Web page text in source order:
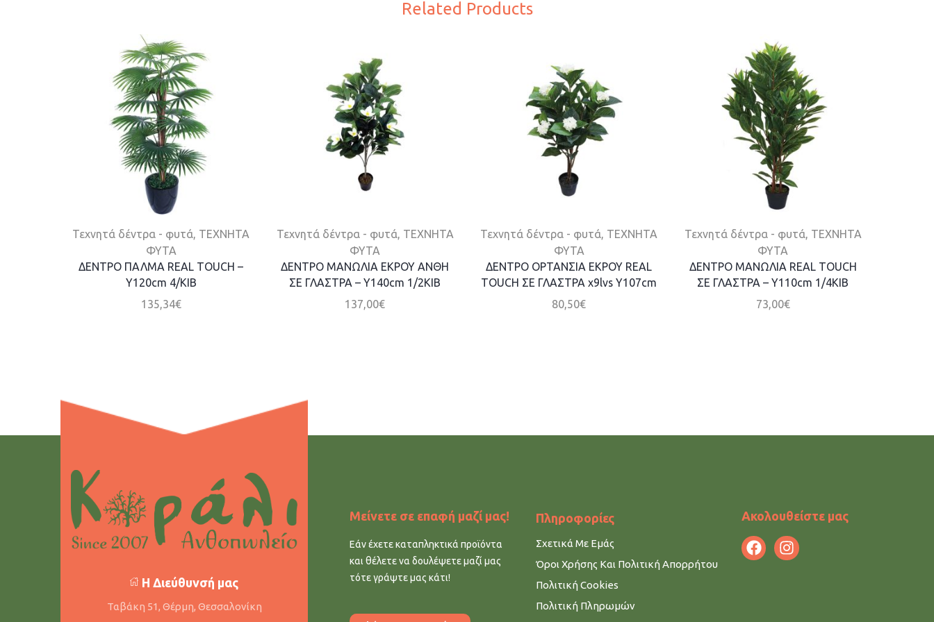
Related Products
Τεχνητά δέντρα - φυτά, ΤΕΧΝΗΤΑ
ΦΥΤΑ
ΔΕΝΤΡΟ ΠΑΛΜΑ REAL TOUCH –
Y120cm 4/ΚΙΒ
135,34€
Τεχνητά δέντρα - φυτά, ΤΕΧΝΗΤΑ
ΦΥΤΑ
ΔΕΝΤΡΟ MANΩΛΙΑ ΕΚΡΟΥ ΑΝΘΗ
ΣΕ ΓΛΑΣΤΡΑ – Y140cm 1/2KIB
137,00€
Τεχνητά δέντρα - φυτά, ΤΕΧΝΗΤΑ
ΦΥΤΑ
ΔΕΝΤΡΟ ΟΡΤΑΝΣΙΑ ΕΚΡΟΥ REAL
TOUCH ΣΕ ΓΛΑΣΤΡΑ x9lvs Y107cm
80,50€
Τεχνητά δέντρα - φυτά, ΤΕΧΝΗΤΑ
ΦΥΤΑ
ΔΕΝΤΡΟ ΜΑΝΩΛΙΑ REAL TOUCH
ΣΕ ΓΛΑΣΤΡΑ – Y110cm 1/4KIB
73,00€
Η Διεύθυνσή μας
Ταβάκη 51, Θέρμη, Θεσσαλονίκη
Μείνετε σε επαφή μαζί μας!
Εάν έχετε καταπληκτικά προϊόντα
και θέλετε να δουλέψετε μαζί μας
τότε γράψτε μας κάτι!
Πληροφορίες
Σχετικά Με Εμάς
Όροι Χρήσης Και Πολιτική Απορρήτου
Πολιτική Cookies
Πολιτική Πληρωμών
Ακολουθείστε μας